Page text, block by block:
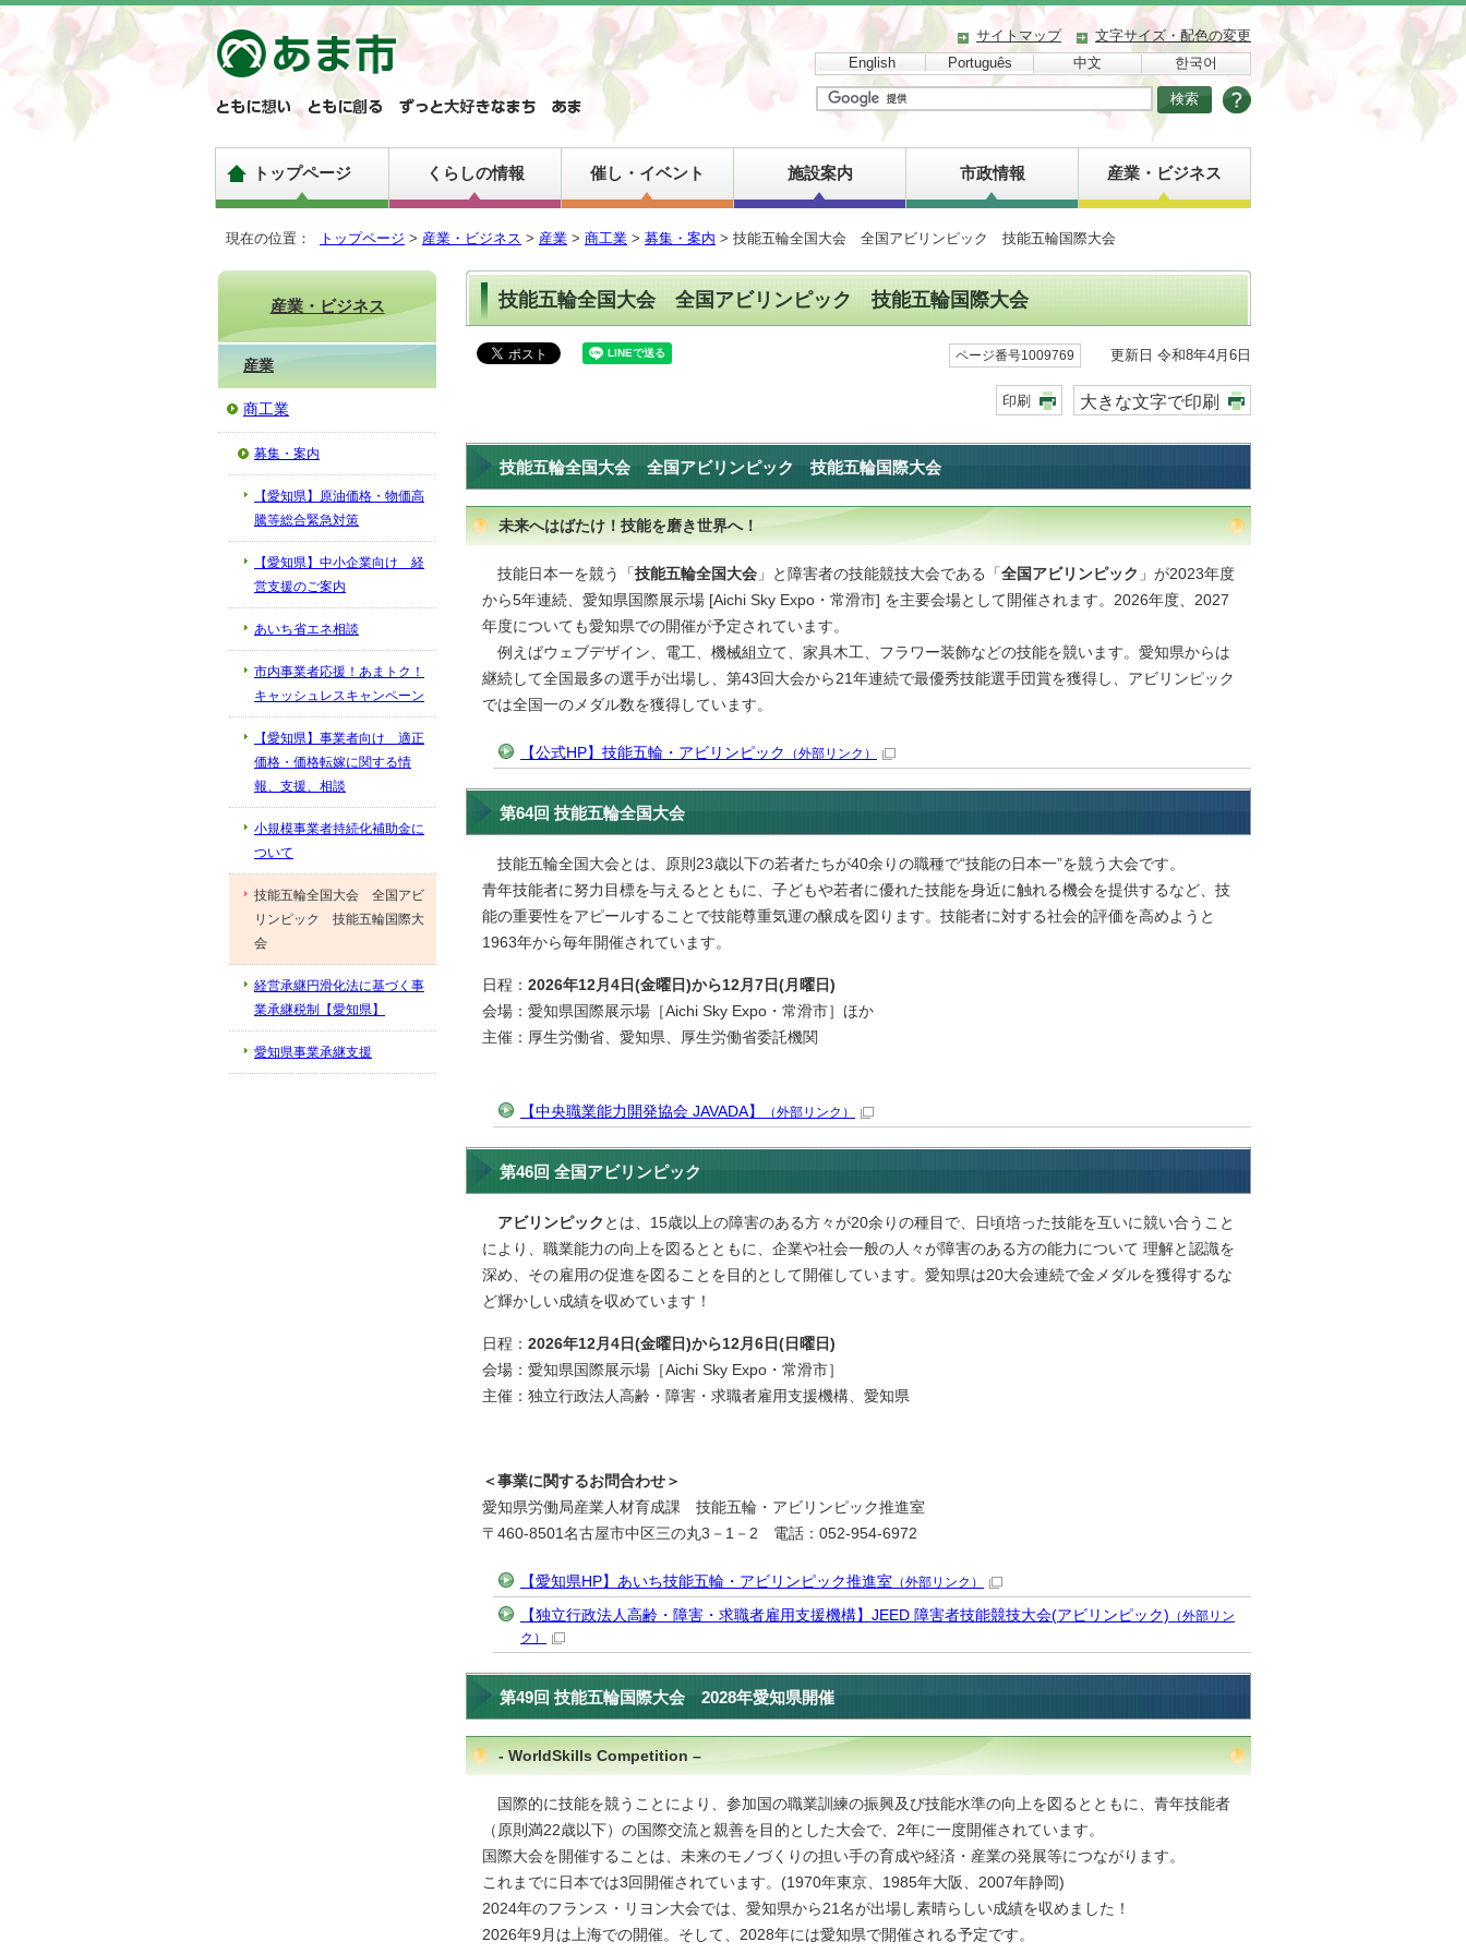
サイトマップ
文字サイズ・配色の変更
English
Português 中文 한국어
トップページ くらしの情報 催し・イベント 施設案内 市政情報 産業・ビジネス
現在の位置： トップページ > 産業・ビジネス > 産業 > 商工業 > 募集・案内 > 技能五輪全国大会 全国アビリンピック 技能五輪国際大会
技能五輪全国大会 全国アビリンピック 技能五輪国際大会
ページ番号1009769 更新日 令和8年4月6日
印刷 大きな文字で印刷
技能五輪全国大会 全国アビリンピック 技能五輪国際大会
未来へはばたけ！技能を磨き世界へ！
技能日本一を競う「 技能五輪全国大会 」と障害者の技能競技大会である「 全国アビリンピック 」が2023年度
から5年連続、愛知県国際展示場 [Aichi Sky Expo・常滑市] を主要会場として開催されます。2026年度、2027
年度についても愛知県での開催が予定されています。
例えばウェブデザイン、電工、機械組立て、家具木工、フラワー装飾などの技能を競います。愛知県からは
継続して全国最多の選手が出場し、第43回大会から21年連続で最優秀技能選手団賞を獲得し、アビリンピック
では全国一のメダル数を獲得しています。
【公式HP】技能五輪・アビリンピック （外部リンク）
第64回 技能五輪全国大会
技能五輪全国大会とは、原則23歳以下の若者たちが40余りの職種で“技能の日本一”を競う大会です。
青年技能者に努力目標を与えるとともに、子どもや若者に優れた技能を身近に触れる機会を提供するなど、技
能の重要性をアピールすることで技能尊重気運の醸成を図ります。技能者に対する社会的評価を高めようと
1963年から毎年開催されています。
日程： 2026年12月4日(金曜日)から12月7日(月曜日)
会場：愛知県国際展示場［Aichi Sky Expo・常滑市］ほか
主催：厚生労働省、愛知県、厚生労働省委託機関
【中央職業能力開発協会 JAVADA】 （外部リンク）
第46回 全国アビリンピック
アビリンピック とは、15歳以上の障害のある方々が20余りの種目で、日頃培った技能を互いに競い合うこと
により、職業能力の向上を図るとともに、企業や社会一般の人々が障害のある方の能力について 理解と認識を
深め、その雇用の促進を図ることを目的として開催しています。愛知県は20大会連続で金メダルを獲得するな
ど輝かしい成績を収めています！
日程： 2026年12月4日(金曜日)から12月6日(日曜日)
会場：愛知県国際展示場［Aichi Sky Expo・常滑市］
主催：独立行政法人高齢・障害・求職者雇用支援機構、愛知県
＜事業に関するお問合わせ＞
愛知県労働局産業人材育成課 技能五輪・アビリンピック推進室
〒460-8501名古屋市中区三の丸3－1－2 電話：052-954-6972
【愛知県HP】あいち技能五輪・アビリンピック推進室 （外部リンク）
【独立行政法人高齢・障害・求職者雇用支援機構】JEED 障害者技能競技大会(アビリンピック) （外部リン
ク）
第49回 技能五輪国際大会 2028年愛知県開催
- WorldSkills Competition –
国際的に技能を競うことにより、参加国の職業訓練の振興及び技能水準の向上を図るとともに、青年技能者
（原則満22歳以下）の国際交流と親善を目的とした大会で、2年に一度開催されています。
国際大会を開催することは、未来のモノづくりの担い手の育成や経済・産業の発展等につながります。
これまでに日本では3回開催されています。(1970年東京、1985年大阪、2007年静岡)
2024年のフランス・リヨン大会では、愛知県から21名が出場し素晴らしい成績を収めました！
2026年9月は上海での開催。そして、2028年には愛知県で開催される予定です。
産業・ビジネス
産業
商工業
募集・案内
【愛知県】原油価格・物価高
騰等総合緊急対策
【愛知県】中小企業向け 経
営支援のご案内
あいち省エネ相談
市内事業者応援！あまトク！
キャッシュレスキャンペーン
【愛知県】事業者向け 適正
価格・価格転嫁に関する情
報、支援、相談
小規模事業者持続化補助金に
ついて
技能五輪全国大会 全国アビ
リンピック 技能五輪国際大
会
経営承継円滑化法に基づく事
業承継税制【愛知県】
愛知県事業承継支援